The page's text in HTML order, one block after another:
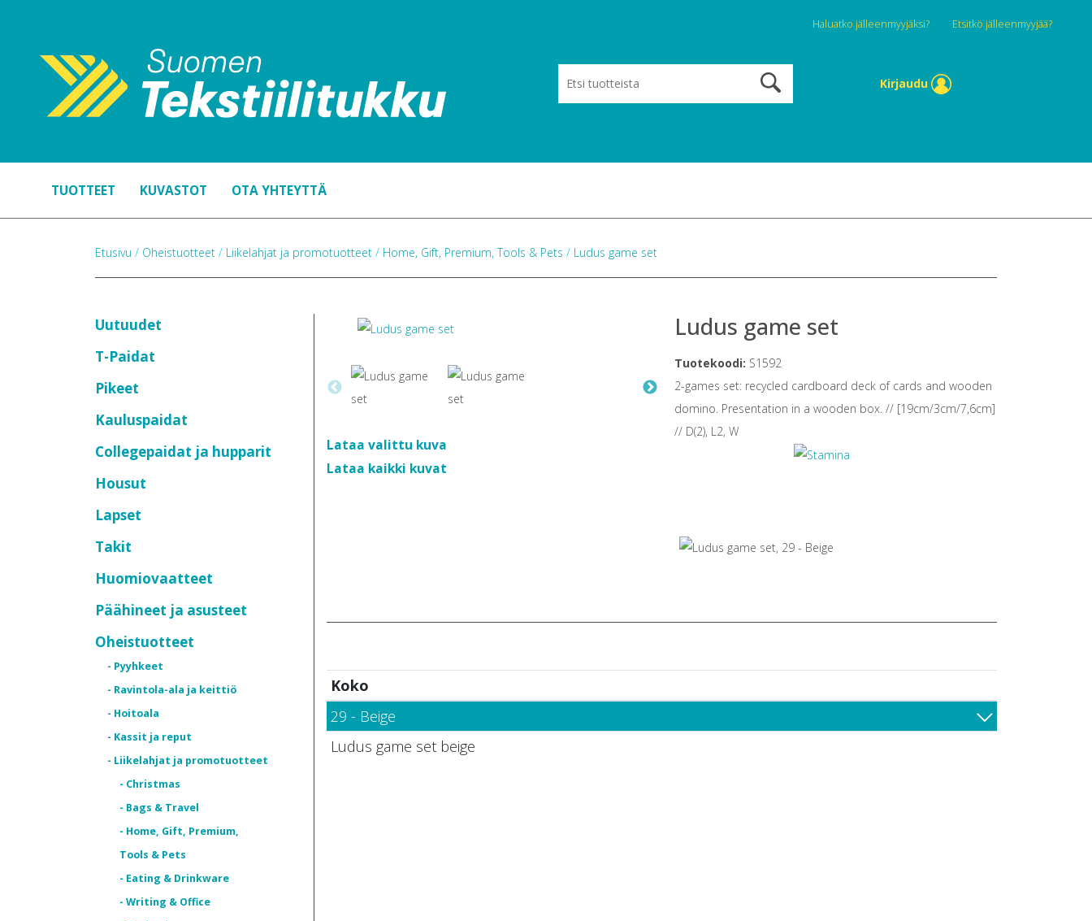
Haluatko jälleenmyyjäksi? Etsitkö jälleenmyyjää?
Kirjaudu
TUOTTEET KUVASTOT OTA YHTEYTTÄ
Etusivu / Oheistuotteet / Liikelahjat ja promotuotteet / Home, Gift, Premium, Tools & Pets / Ludus game set
Uutuudet
T-Paidat
Pikeet
Kauluspaidat
Collegepaidat ja hupparit
Housut
Lapset
Takit
Huomiovaatteet
Päähineet ja asusteet
Oheistuotteet
- Pyyhkeet
- Ravintola-ala ja keittiö
- Hoitoala
- Kassit ja reput
- Liikelahjat ja promotuotteet
- Christmas
- Bags & Travel
- Home, Gift, Premium,
Tools & Pets
- Eating & Drinkware
- Writing & Office
Lataa valittu kuva
Lataa kaikki kuvat
Ludus game set
Tuotekoodi: S1592
2-games set: recycled cardboard deck of cards and wooden
domino. Presentation in a wooden box. // [19cm/3cm/7,6cm]
// D(2), L2, W
Koko
29 - Beige
Ludus game set beige